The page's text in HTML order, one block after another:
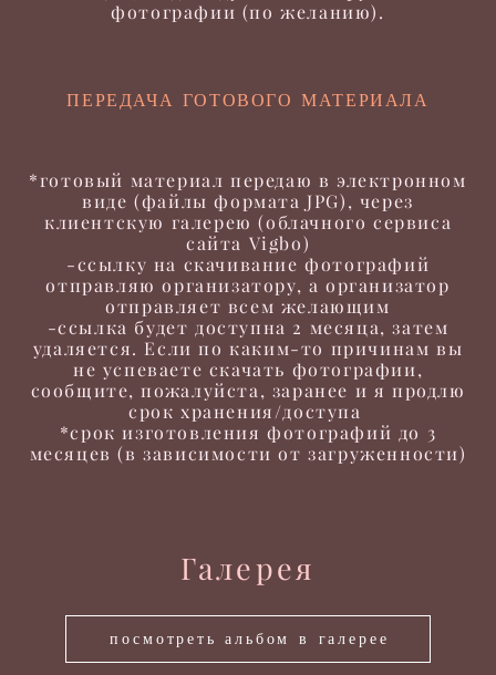
фотографии (по желанию).
ПЕРЕДАЧА ГОТОВОГО МАТЕРИАЛА
*готовый материал передаю в электронном
виде (файлы формата JPG), через
клиентскую галерею (облачного сервиса
сайта Vigbo)
-ссылку на скачивание фотографий
отправляю организатору, а организатор
отправляет всем желающим
-ссылка будет доступна 2 месяца, затем
удаляется. Если по каким-то причинам вы
не успеваете скачать фотографии,
сообщите, пожалуйста, заранее и я продлю
срок хранения/доступа
*срок изготовления фотографий до 3
месяцев (в зависимости от загруженности)
Галерея
посмотреть альбом в галерее